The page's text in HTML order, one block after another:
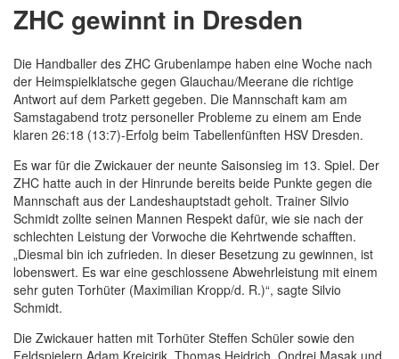
ZHC gewinnt in Dresden
Die Handballer des ZHC Grubenlampe haben eine Woche nach
der Heimspielklatsche gegen Glauchau/Meerane die richtige
Antwort auf dem Parkett gegeben. Die Mannschaft kam am
Samstagabend trotz personeller Probleme zu einem am Ende
klaren 26:18 (13:7)-Erfolg beim Tabellenfünften HSV Dresden.
Es war für die Zwickauer der neunte Saisonsieg im 13. Spiel. Der
ZHC hatte auch in der Hinrunde bereits beide Punkte gegen die
Mannschaft aus der Landeshauptstadt geholt. Trainer Silvio
Schmidt zollte seinen Mannen Respekt dafür, wie sie nach der
schlechten Leistung der Vorwoche die Kehrtwende schafften.
„Diesmal bin ich zufrieden. In dieser Besetzung zu gewinnen, ist
lobenswert. Es war eine geschlossene Abwehrleistung mit einem
sehr guten Torhüter (Maximilian Kropp/d. R.)“, sagte Silvio
Schmidt.
Die Zwickauer hatten mit Torhüter Steffen Schüler sowie den